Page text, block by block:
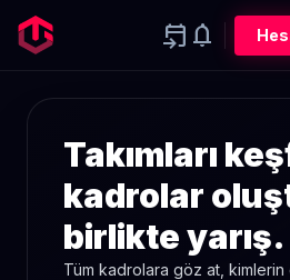
event_upcoming notifications
Takımları
kadrolar
birlikte yarış.
Tüm kadrolara göz at, kimlerin